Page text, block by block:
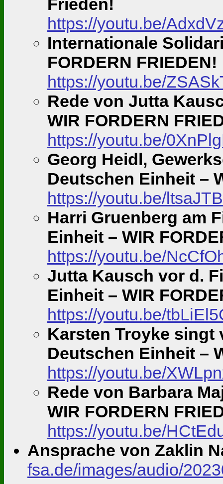
Frieden!
https://youtu.be/
Internationale
FORDERN FRIEDEN!
https://youtu.be/
Rede von Jutta
WIR FORDERN
https://youtu.be/
Georg Heidl,
Deutschen Einheit –
https://youtu.be/
Harri Gruenberg am
Einheit – WIR
https://youtu.be/
Jutta Kausch vor d.
Einheit – WIR
https://youtu.be/
Karsten Troyke singt
Deutschen Einheit –
https://youtu.be/
Rede von Barbara
WIR FORDERN
https://youtu.be/
Ansprache von Zaklin
fsa.de/images/audio/